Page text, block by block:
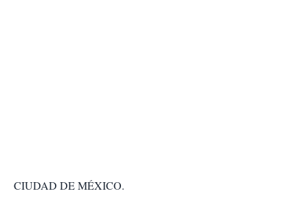
CIUDAD DE MÉXICO.